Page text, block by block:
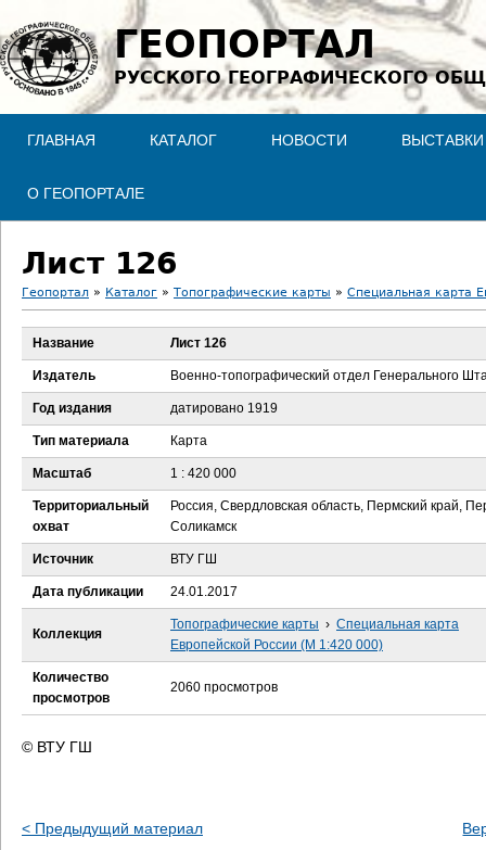
Jump to navigation
ГЕОПОРТАЛ
РУССКОГО ГЕОГРАФИЧЕСКОГО
ГЛАВНАЯ КАТАЛОГ НОВОСТИ ВЫСТАВКИ
О ГЕОПОРТАЛЕ
Лист 126
В
ы
д
е
с
ь
Геопортал » Каталог » Топографические карты » Специальная карта
Название Лист 126
Издатель Военно-топографический отдел Генерального
Год издания датировано 1919
Тип материала Карта
Масштаб 1 : 420 000
Территориальный
охват
Россия, Свердловская область, Пермский край,
Соликамск
Источник ВТУ ГШ
Дата публикации 24.01.2017
Коллекция
Топографические карты › Специальная карта
Европейской России (М 1:420 000)
Количество
просмотров
2060 просмотров
© ВТУ ГШ
< Предыдущий материал